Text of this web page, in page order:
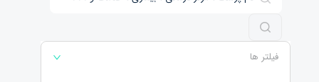
فیلتر ها